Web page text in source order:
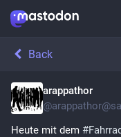
Back
arappathor
@
Heute mit dem #